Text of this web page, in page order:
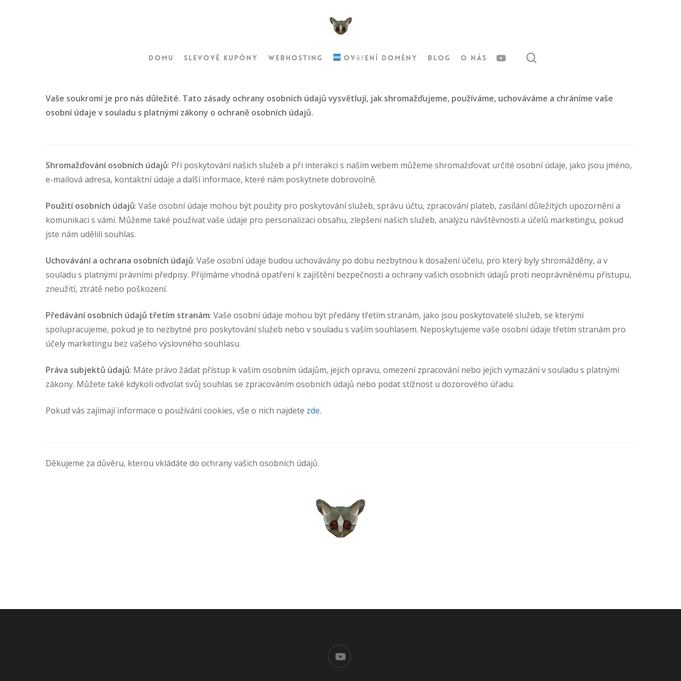
Hit enter to search or ESC to close
Domu Slevové kupóny Webhosting Ověření domény Blog O nás youtube
Vaše soukromí je pro nás důležité. Tato zásady ochrany osobních údajů vysvětlují, jak shromažďujeme, používáme, uchováváme a chráníme vaše
osobní údaje v souladu s platnými zákony o ochraně osobních údajů.
Shromažďování osobních údajů: Při poskytování našich služeb a při interakci s naším webem můžeme shromažďovat určité osobní údaje, jako jsou jméno,
e-mailová adresa, kontaktní údaje a další informace, které nám poskytnete dobrovolně.
Použití osobních údajů: Vaše osobní údaje mohou být použity pro poskytování služeb, správu účtu, zpracování plateb, zasílání důležitých upozornění a
komunikaci s vámi. Můžeme také používat vaše údaje pro personalizaci obsahu, zlepšení našich služeb, analýzu návštěvnosti a účelů marketingu, pokud
jste nám udělili souhlas.
Uchovávání a ochrana osobních údajů: Vaše osobní údaje budou uchovávány po dobu nezbytnou k dosažení účelu, pro který byly shromážděny, a v
souladu s platnými právními předpisy. Přijímáme vhodná opatření k zajištění bezpečnosti a ochrany vašich osobních údajů proti neoprávněnému přístupu,
zneužití, ztrátě nebo poškození.
Předávání osobních údajů třetím stranám: Vaše osobní údaje mohou být předány třetím stranám, jako jsou poskytovatelé služeb, se kterými
spolupracujeme, pokud je to nezbytné pro poskytování služeb nebo v souladu s vaším souhlasem. Neposkytujeme vaše osobní údaje třetím stranám pro
účely marketingu bez vašeho výslovného souhlasu.
Práva subjektů údajů: Máte právo žádat přístup k vašim osobním údajům, jejich opravu, omezení zpracování nebo jejich vymazání v souladu s platnými
zákony. Můžete také kdykoli odvolat svůj souhlas se zpracováním osobních údajů nebo podat stížnost u dozorového úřadu.
Pokud vás zajímají informace o používání cookies, vše o nich najdete zde.
Děkujeme za důvěru, kterou vkládáte do ochrany vašich osobních údajů.